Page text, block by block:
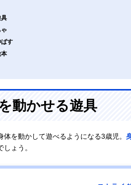
す
動かせる遊具
を動かして遊べるようになる3歳児。
ょう。